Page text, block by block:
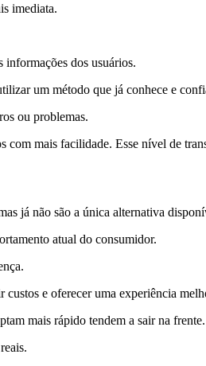
imediata.
informações dos usuários.
um método que já conhece e
ou problemas.
mais facilidade. Esse nível de
já não são a única alternativa
atual do consumidor.
e oferecer uma experiência
mais rápido tendem a sair na frente.